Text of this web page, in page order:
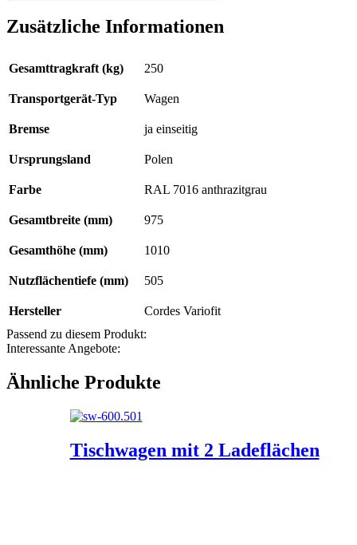
7016
Zusätzliche Informationen
Gesamttragkraft (kg) 250
Transportgerät-Typ Wagen
Bremse ja einseitig
Ursprungsland Polen
Farbe RAL 7016 anthrazitgrau
Gesamtbreite (mm) 975
Gesamthöhe (mm) 1010
Nutzflächentiefe (mm) 505
Hersteller
Cordes Variofit
Passend zu diesem Produkt:
Interessante Angebote:
Ähnliche Produkte
Tischwagen mit 2 Ladeflächen